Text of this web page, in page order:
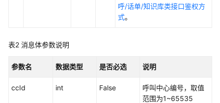
配
类
呼/话单/知识库类接口鉴权方
式。
表2 消息体参数说明
参数名 数据类型 是否必选 说明
ccId int False
呼叫中心编号，取值
范围为1~65535